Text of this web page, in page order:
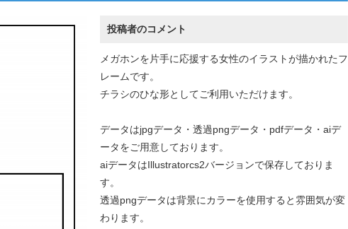
投稿者のコメント
メガホンを片手に応援する女性のイラストが描かれたフ
レームです。
チラシのひな形としてご利用いただけます。
データはjpgデータ・透過pngデータ・pdfデータ・aiデ
ータをご用意しております。
aiデータはIllustratorcs2バージョンで保存しておりま
す。
透過pngデータは背景にカラーを使用すると雰囲気が変
わります。